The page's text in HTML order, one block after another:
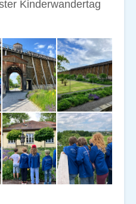
Kinderwandertag